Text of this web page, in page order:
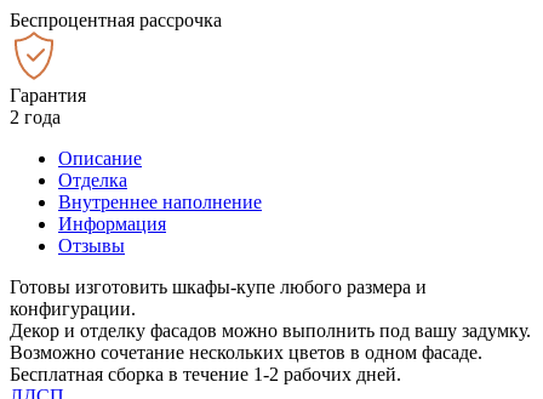
Беспроцентная рассрочка
Гарантия
2 года
Описание
Отделка
Внутреннее наполнение
Информация
Отзывы
Готовы изготовить шкафы-купе любого размера и
конфигурации.
Декор и отделку фасадов можно выполнить под вашу задумку.
Возможно сочетание нескольких цветов в одном фасаде.
Бесплатная сборка в течение 1-2 рабочих дней.